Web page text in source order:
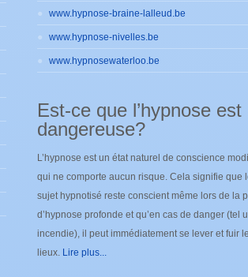
www.hypnose-braine-lalleud.be
www.hypnose-nivelles.be
www.hypnosewaterloo.be
Est-ce que l’hypnose est
dangereuse?
L’hypnose est un état naturel de conscience
qui ne comporte aucun risque. Cela signifie que
sujet hypnotisé reste conscient même lors de la
d’hypnose profonde et qu’en cas de danger (tel
incendie), il peut immédiatement se lever et fuir
lieux. Lire plus...